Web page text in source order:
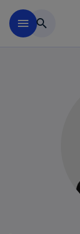
menu search